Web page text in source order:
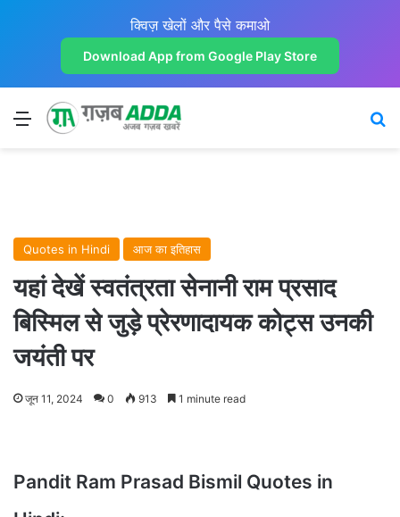
क्विज़ खेलों और पैसे कमाओ
Download App from Google Play Store
Menu
Quotes in Hindi आज का इतिहास
यहां देखें स्वतंत्रता सेनानी राम प्रसाद
बिस्मिल से जुड़े प्रेरणादायक कोट्स उनकी
जयंती पर
जून 11, 2024 0 913 1 minute read
Pandit Ram Prasad Bismil Quotes in